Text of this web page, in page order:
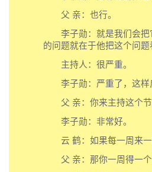
父 亲：也行。
李子勋：就是我们会把
的问题就在于他把这个问题
主持人：很严重。
李子勋：严重了，这样
父 亲：你来主持这个节
李子勋：非常好。
云 鹤：如果每一周来一
父 亲：那你一周得一个